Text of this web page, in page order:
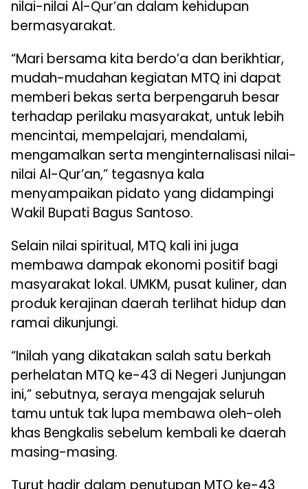
nilai-nilai Al-Qur’an dalam kehidupan
bermasyarakat.
“Mari bersama kita berdo’a dan berikhtiar,
mudah-mudahan kegiatan MTQ ini dapat
memberi bekas serta berpengaruh besar
terhadap perilaku masyarakat, untuk lebih
mencintai, mempelajari, mendalami,
mengamalkan serta menginternalisasi nilai-
nilai Al-Qur’an,” tegasnya kala
menyampaikan pidato yang didampingi
Wakil Bupati Bagus Santoso.
Selain nilai spiritual, MTQ kali ini juga
membawa dampak ekonomi positif bagi
masyarakat lokal. UMKM, pusat kuliner, dan
produk kerajinan daerah terlihat hidup dan
ramai dikunjungi.
“Inilah yang dikatakan salah satu berkah
perhelatan MTQ ke-43 di Negeri Junjungan
ini,” sebutnya, seraya mengajak seluruh
tamu untuk tak lupa membawa oleh-oleh
khas Bengkalis sebelum kembali ke daerah
masing-masing.